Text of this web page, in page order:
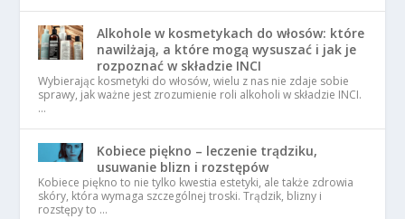
Alkohole w kosmetykach do włosów: które
nawilżają, a które mogą wysuszać i jak je
rozpoznać w składzie INCI
Wybierając kosmetyki do włosów, wielu z nas nie zdaje sobie
sprawy, jak ważne jest zrozumienie roli alkoholi w składzie INCI.
…
Kobiece piękno – leczenie trądziku,
usuwanie blizn i rozstępów
Kobiece piękno to nie tylko kwestia estetyki, ale także zdrowia
skóry, która wymaga szczególnej troski. Trądzik, blizny i
rozstępy to …